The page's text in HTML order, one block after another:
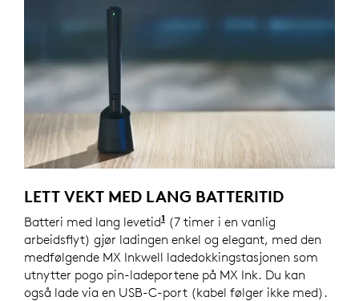
LETT VEKT MED LANG BATTERITID
Batteri med lang levetid1 Batteritiden varierer mye
(7 timer i en vanlig
arbeidsflyt) gjør ladingen enkel og elegant, med den
medfølgende MX Inkwell ladedokkingstasjonen som
utnytter pogo pin-ladeportene på MX Ink. Du kan
også lade via en USB-C-port (kabel følger ikke med).